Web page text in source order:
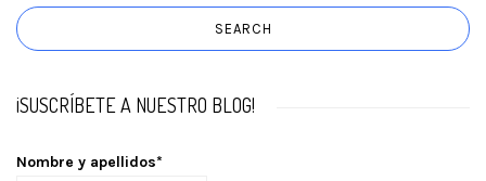
¡SUSCRÍBETE A NUESTRO BLOG!
Nombre y apellidos*